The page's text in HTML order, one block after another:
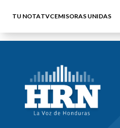
TU NOTATVCEMISORAS UNIDAS